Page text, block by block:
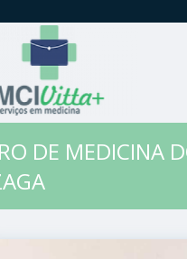
DE MEDICINA